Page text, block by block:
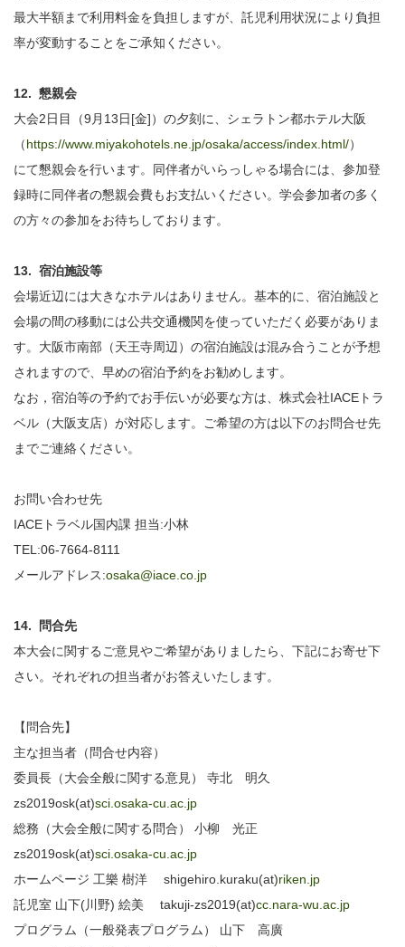
最大半額まで利用料金を負担しますが、託児利用状況により負担
率が変動することをご承知ください。
12. 懇親会
大会2日目（9月13日[金]）の夕刻に、シェラトン都ホテル大阪
（https://www.miyakohotels.ne.jp/osaka/access/index.html/）
にて懇親会を行います。同伴者がいらっしゃる場合には、参加登
録時に同伴者の懇親会費もお支払いください。学会参加者の多く
の方々の参加をお待ちしております。
13. 宿泊施設等
会場近辺には大きなホテルはありません。基本的に、宿泊施設と
会場の間の移動には公共交通機関を使っていただく必要がありま
す。大阪市南部（天王寺周辺）の宿泊施設は混み合うことが予想
されますので、早めの宿泊予約をお勧めします。
なお，宿泊等の予約でお手伝いが必要な方は、株式会社IACEトラ
ベル（大阪支店）が対応します。ご希望の方は以下のお問合せ先
までご連絡ください。
お問い合わせ先
IACEトラベル国内課 担当:小林
TEL:06-7664-8111
メールアドレス:osaka@iace.co.jp
14. 問合先
本大会に関するご意見やご希望がありましたら、下記にお寄せ下
さい。それぞれの担当者がお答えいたします。
【問合先】
主な担当者（問合せ内容）
委員長（大会全般に関する意見） 寺北 明久
zs2019osk(at)sci.osaka-cu.ac.jp
総務（大会全般に関する問合） 小柳 光正
zs2019osk(at)sci.osaka-cu.ac.jp
ホームページ 工樂 樹洋 shigehiro.kuraku(at)riken.jp
託児室 山下(川野) 絵美 takuji-zs2019(at)cc.nara-wu.ac.jp
プログラム（一般発表プログラム） 山下 高廣